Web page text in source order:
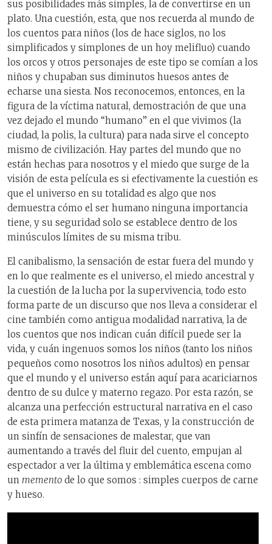
sus posibilidades más simples, la de convertirse en un
plato. Una cuestión, esta, que nos recuerda al mundo de
los cuentos para niños (los de hace siglos, no los
simplificados y simplones de un hoy melifluo) cuando
los orcos y otros personajes de este tipo se comían a los
niños y chupaban sus diminutos huesos antes de
echarse una siesta. Nos reconocemos, entonces, en la
figura de la víctima natural, demostración de que una
vez dejado el mundo “humano” en el que vivimos (la
ciudad, la polis, la cultura) para nada sirve el concepto
mismo de civilización. Hay partes del mundo que no
están hechas para nosotros y el miedo que surge de la
visión de esta película es si efectivamente la cuestión es
que el universo en su totalidad es algo que nos
demuestra cómo el ser humano ninguna importancia
tiene, y su seguridad solo se establece dentro de los
minúsculos límites de su misma tribu.
El canibalismo, la sensación de estar fuera del mundo y
en lo que realmente es el universo, el miedo ancestral y
la cuestión de la lucha por la supervivencia, todo esto
forma parte de un discurso que nos lleva a considerar el
cine también como antigua modalidad narrativa, la de
los cuentos que nos indican cuán difícil puede ser la
vida, y cuán ingenuos somos los niños (tanto los niños
pequeños como nosotros los niños adultos) en pensar
que el mundo y el universo están aquí para acariciarnos
dentro de su dulce y materno regazo. Por esta razón, se
alcanza una perfección estructural narrativa en el caso
de esta primera matanza de Texas, y la construcción de
un sinfín de sensaciones de malestar, que van
aumentando a través del fluir del cuento, empujan al
espectador a ver la última y emblemática escena como
un memento de lo que somos : simples cuerpos de carne
y hueso.